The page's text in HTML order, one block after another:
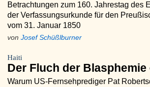
Betrachtungen zum 160. Jahrestag des
der Verfassungsurkunde für den
vom 31. Januar 1850
von Josef Schüßlburner
Haiti
Der Fluch der Blasphemie
Warum US-Fernsehprediger Pat